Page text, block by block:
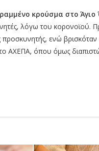
κρούσμα στο Άγιο
λόγω του κορονοϊού.
προσκυνητής, ενώ
ΑΧΕΠΑ, όπου όμως